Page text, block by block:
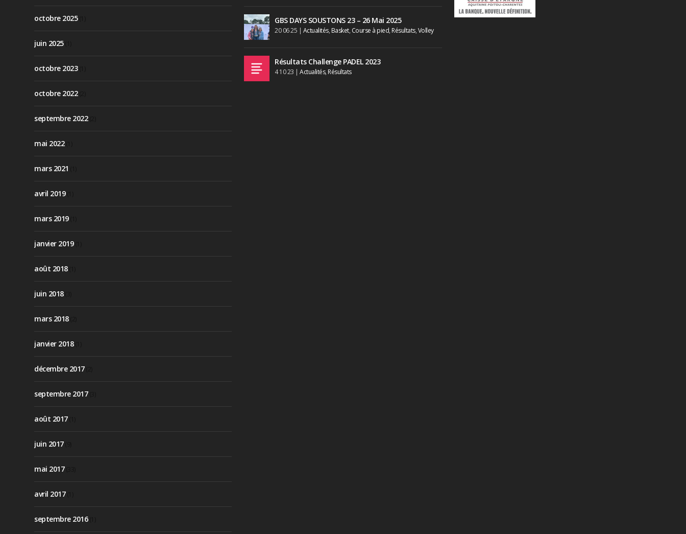
octobre 2025(1)
juin 2025(1)
octobre 2023(1)
octobre 2022(2)
septembre 2022(2)
mai 2022(1)
mars 2021
avril 2019(1)
mars 2019(1)
janvier 2019(1)
août 2018(1)
juin 2018(3)
mars 2018(2)
janvier 2018(1)
décembre 2017(2)
septembre 2017(3)
août 2017(1)
juin 2017(9)
mai 2017(33)
avril 2017(1)
septembre 2016(1)
GBS DAYS SOUSTONS 23 – 26 Mai 2025
20 06 25 | Actualités, Basket, Course à pied, Résultats,Volley
Résultats Challenge PADEL 2023
4 10 23 |Actualités, Résultats